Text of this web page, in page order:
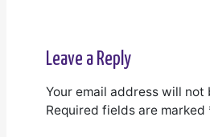
Leave a Reply
Your email address will not
Required fields are marked